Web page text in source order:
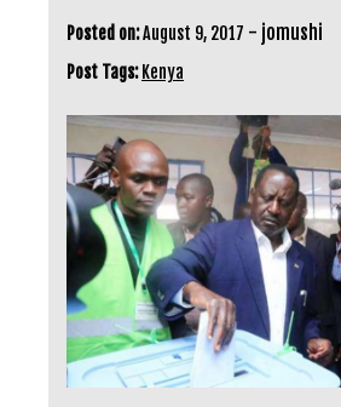
Posted on:August 9, 2017 - jomushi
Post Tags: Kenya